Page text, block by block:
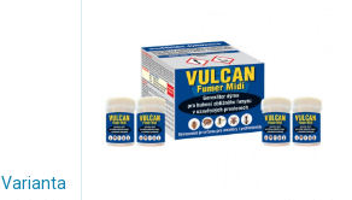
Varianta